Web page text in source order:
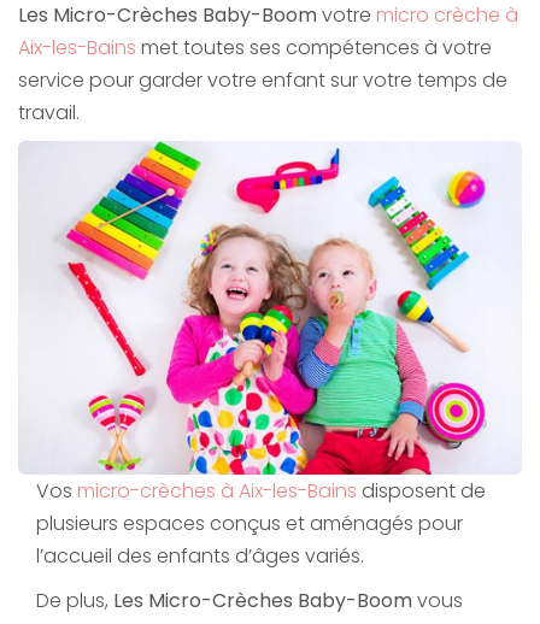
Les Micro-Crèches Baby-Boomvotre micro crèche à
Aix-les-Bains met toutes ses compétences à votre
service pour garder votre enfant sur votre temps de
travail.
Vos micro-crèches à Aix-les-Bains disposent de
plusieurs espaces conçus et aménagés pour
l’accueil des enfants d’âges variés.
De plus, Les Micro-Crèches Baby-Boomvous